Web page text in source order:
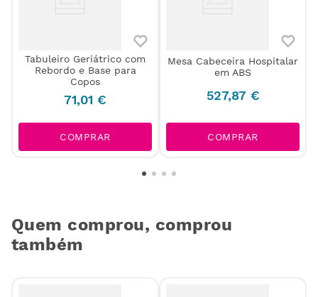
Tabuleiro Geriátrico com
Rebordo e Base para
Copos
71,01 €
COMPRAR
Mesa Cabeceira Hospitalar
em ABS
527,87 €
COMPRAR
Quem comprou, comprou
também